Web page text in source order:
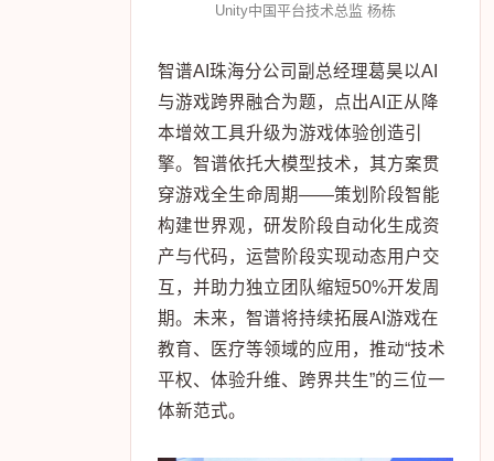
Unity中国平台技术总监 杨栋
智谱AI珠海分公司副总经理葛昊以AI
与游戏跨界融合为题，点出AI正从降
本增效工具升级为游戏体验创造引
擎。智谱依托大模型技术，其方案贯
穿游戏全生命周期——策划阶段智能
构建世界观，研发阶段自动化生成资
产与代码，运营阶段实现动态用户交
互，并助力独立团队缩短50%开发周
期。未来，智谱将持续拓展AI游戏在
教育、医疗等领域的应用，推动“技术
平权、体验升维、跨界共生”的三位一
体新范式。